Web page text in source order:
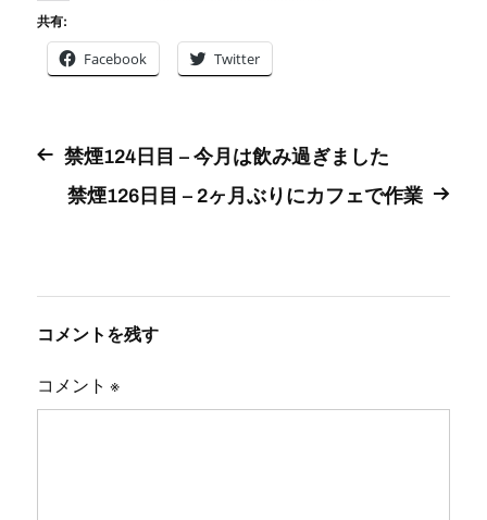
共有:
Facebook Twitter
禁煙124日目 – 今月は飲み過ぎました
禁煙126日目 – 2ヶ月ぶりにカフェで作業
コメントを残す
コメント ※